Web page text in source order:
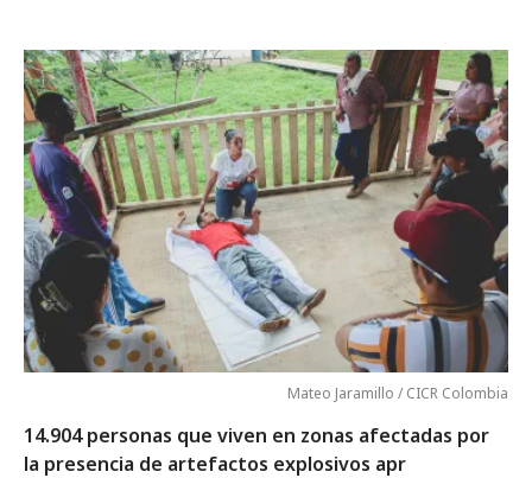
Mateo Jaramillo / CICR Colombia
14.904 personas que viven en zonas afectadas por
la presencia de artefactos explosivos apr